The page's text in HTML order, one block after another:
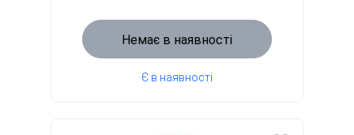
Немає в наявності
Є в наявності